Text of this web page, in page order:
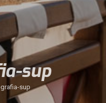
sup
sup